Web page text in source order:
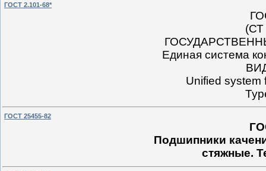
ГОСТ 2.101-68*
Единая система
Unified system
ГОСТ 25455-82
Подшипники
стяжные.